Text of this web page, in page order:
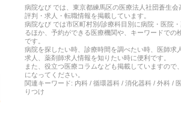
病院なび では、 東京都練馬区の医療法人社団蒼生会
評判・求人・転職情報を掲載しています。
病院なび では市区町村別/診療科目別に病院・医院
るほか、予約ができる医療機関や、キーワードでの
です。
病院を探したい時、診療時間を調べたい時、医師求
求人、薬剤師求人情報を知りたい時に便利です。
また、役立つ医療コラムなども掲載していますので
になってください。
関連キーワード: 内科 / 循環器科 / 消化器科 / 外科 /
りつけ